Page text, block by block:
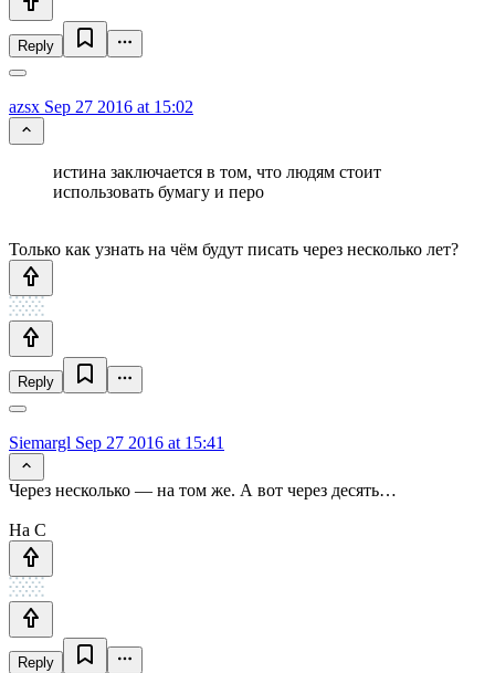
Reply
azsx Sep 27 2016 at 15:02
истина заключается в том, что людям стоит
использовать бумагу и перо
Только как узнать на чём будут писать через несколько лет?
Reply
Siemargl Sep 27 2016 at 15:41
Через несколько — на том же. А вот через десять…
На С
Reply